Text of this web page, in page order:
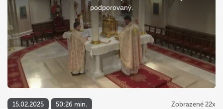
podporovaný.
15.02.2025 50:26 min. Zobrazené 22x